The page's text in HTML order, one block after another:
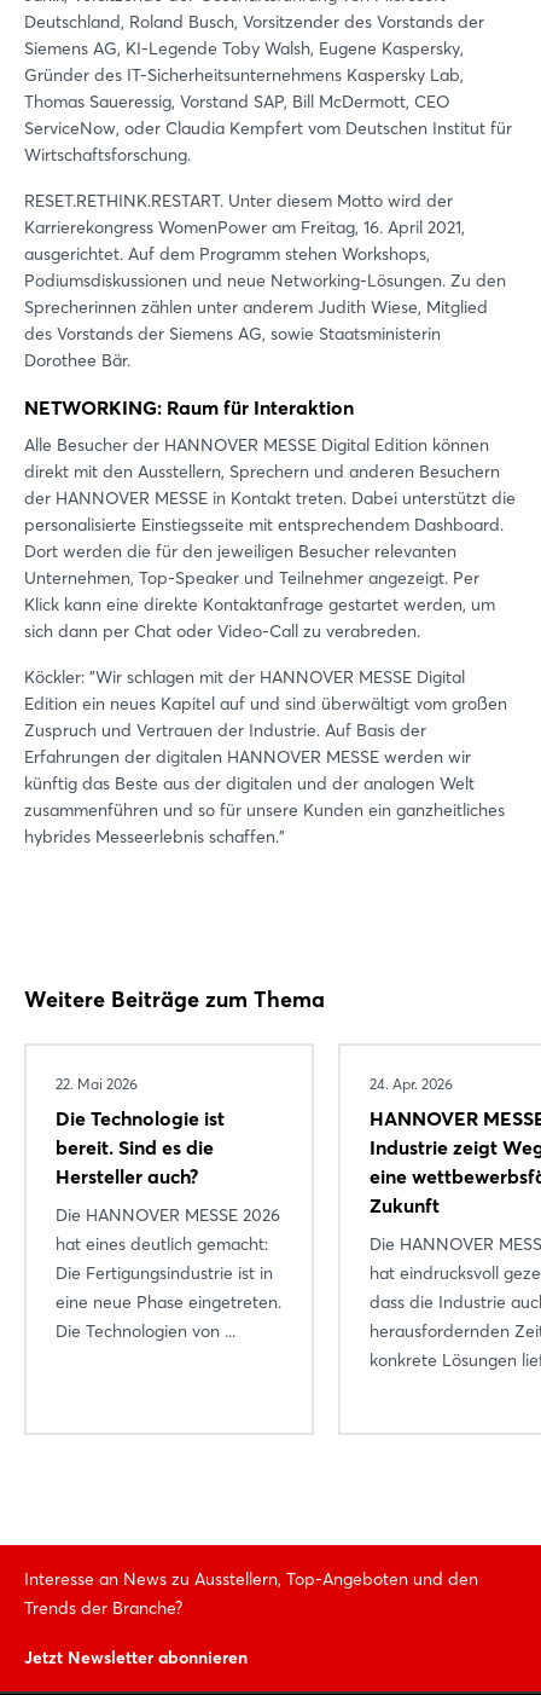
Deutschland, Roland Busch, Vorsitzender des Vorstands der
Siemens AG, KI-Legende Toby Walsh, Eugene Kaspersky,
Gründer des IT-Sicherheitsunternehmens Kaspersky Lab,
Thomas Saueressig, Vorstand SAP, Bill McDermott, CEO
ServiceNow, oder Claudia Kempfert vom Deutschen Institut für
Wirtschaftsforschung.
RESET.RETHINK.RESTART. Unter diesem Motto wird der
Karrierekongress WomenPower am Freitag, 16. April 2021,
ausgerichtet. Auf dem Programm stehen Workshops,
Podiumsdiskussionen und neue Networking-Lösungen. Zu den
Sprecherinnen zählen unter anderem Judith Wiese, Mitglied
des Vorstands der Siemens AG, sowie Staatsministerin
Dorothee Bär.
NETWORKING: Raum für Interaktion
Alle Besucher der HANNOVER MESSE Digital Edition können
direkt mit den Ausstellern, Sprechern und anderen Besuchern
der HANNOVER MESSE in Kontakt treten. Dabei unterstützt die
personalisierte Einstiegsseite mit entsprechendem Dashboard.
Dort werden die für den jeweiligen Besucher relevanten
Unternehmen, Top-Speaker und Teilnehmer angezeigt. Per
Klick kann eine direkte Kontaktanfrage gestartet werden, um
sich dann per Chat oder Video-Call zu verabreden.
Köckler: "Wir schlagen mit der HANNOVER MESSE Digital
Edition ein neues Kapitel auf und sind überwältigt vom großen
Zuspruch und Vertrauen der Industrie. Auf Basis der
Erfahrungen der digitalen HANNOVER MESSE werden wir
künftig das Beste aus der digitalen und der analogen Welt
zusammenführen und so für unsere Kunden ein ganzheitliches
hybrides Messeerlebnis schaffen."
Weitere Beiträge zum Thema
22. Mai 2026
Die Technologie ist
bereit. Sind es die
Hersteller auch?
Die HANNOVER MESSE 2026
hat eines deutlich gemacht:
Die Fertigungsindustrie ist in
eine neue Phase eingetreten.
Die Technologien von ...
24. Apr. 2026
HANNOVER
Industrie zeigt
eine
Zukunft
Die HANNOVER
hat eindrucksvoll
dass die Industrie
herausfordernden
konkrete Lösungen
Interesse an News zu Ausstellern, Top-Angeboten und den
Trends der Branche?
Jetzt Newsletter abonnieren
Login
Einloggen
Noch nicht angemeldet?
Jetzt registrieren